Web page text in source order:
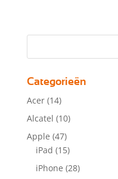
Categorieën
Acer (14)
Alcatel (10)
Apple (47)
iPad (15)
iPhone (28)